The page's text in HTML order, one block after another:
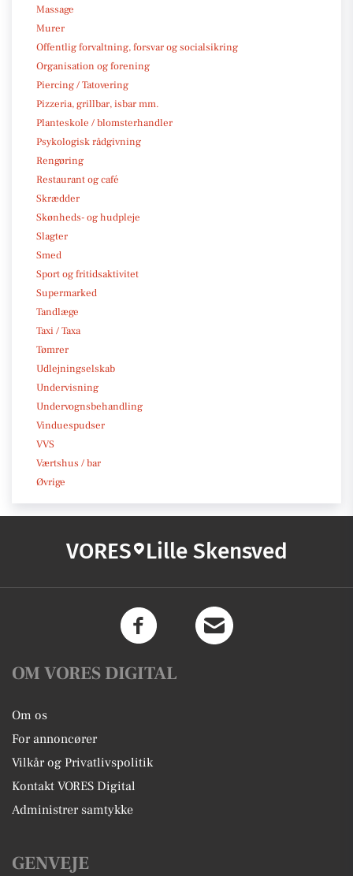
Massage
Murer
Offentlig forvaltning, forsvar og socialsikring
Organisation og forening
Piercing / Tatovering
Pizzeria, grillbar, isbar mm.
Planteskole / blomsterhandler
Psykologisk rådgivning
Rengøring
Restaurant og café
Skrædder
Skønheds- og hudpleje
Slagter
Smed
Sport og fritidsaktivitet
Supermarked
Tandlæge
Taxi / Taxa
Tømrer
Udlejningselskab
Undervisning
Undervognsbehandling
Vinduespudser
VVS
Værtshus / bar
Øvrige
VORES Lille Skensved
OM VORES DIGITAL
Om os
For annoncører
Vilkår og Privatlivspolitik
Kontakt VORES Digital
Administrer samtykke
GENVEJE